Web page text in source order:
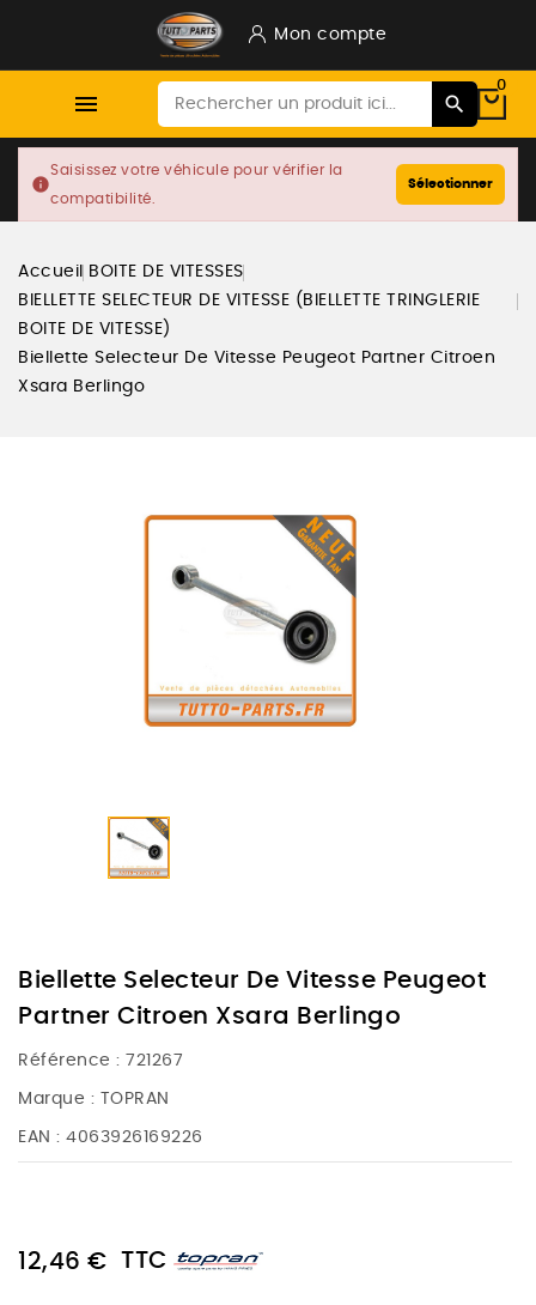
Mon compte

0
info
Saisissez votre véhicule pour vérifier la
compatibilité.
Sélectionner
Accueil
BOITE DE VITESSES
BIELLETTE SELECTEUR DE VITESSE (BIELLETTE TRINGLERIE
BOITE DE VITESSE)
Biellette Selecteur De Vitesse Peugeot Partner Citroen
Xsara Berlingo
Biellette Selecteur De Vitesse Peugeot
Partner Citroen Xsara Berlingo
Référence : 721267
Marque : TOPRAN
EAN : 4063926169226
12,46 € TTC